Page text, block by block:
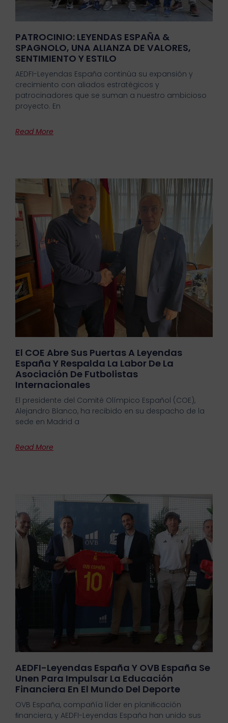
PATROCINIO: LEYENDAS ESPAÑA &
SPAGNOLO, UNA ALIANZA DE VALORES,
SENTIMIENTO Y ESTILO
AEDFI-Leyendas España continúa su expansión y
crecimiento con aliados estratégicos y
patrocinadores que se suman a nuestro ambicioso
proyecto. En
Read More
El COE Abre Sus Puertas A Leyendas
España Y Respalda La Labor De La
Asociación De Futbolistas
Internacionales
El presidente del Comité Olímpico Español (COE),
Alejandro Blanco, ha recibido en su despacho de la
sede en Madrid a
Read More
AEDFI-Leyendas España Y OVB España Se
Unen Para Impulsar La Educación
Financiera En El Mundo Del Deporte
OVB España, compañía líder en planiﬁcación
ﬁnanciera, y AEDFI-Leyendas España han unido sus